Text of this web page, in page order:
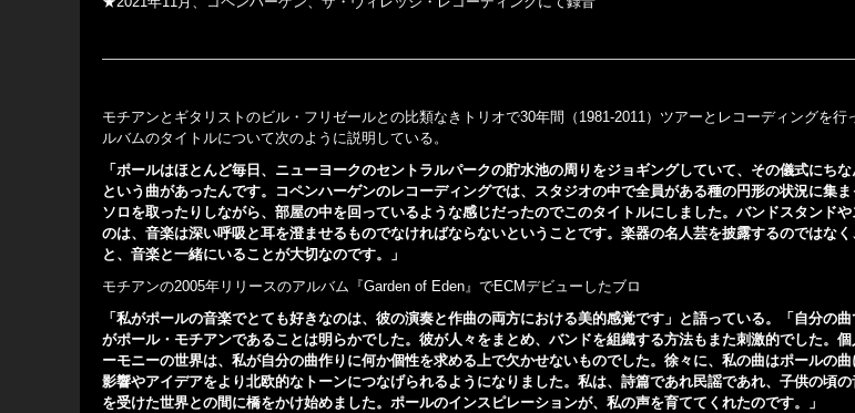
モチアンとギタリストのビル・フリゼールとの比類なきトリオで30年間（1981-2011）ツアーとレコーディングを行
ルバムのタイトルについて次のように説明している。
「ポールはほとんど毎日、ニューヨークのセントラルパークの貯水池の周りをジョギングしていて、その儀式にち
という曲があったんです。コペンハーゲンのレコーディングでは、スタジオの中で全員がある種の円形の状況に集
ソロを取ったりしながら、部屋の中を回っているような感じだったのでこのタイトルにしました。バンドスタンド
のは、音楽は深い呼吸と耳を澄ませるものでなければならないということです。楽器の名人芸を披露するのではな
と、音楽と一緒にいることが大切なのです。」
モチアンの2005年リリースのアルバム『Garden of Eden』でECMデビューしたブロ
「私がポールの音楽でとても好きなのは、彼の演奏と作曲の両方における美的感覚です」と語っている。「自分の
がポール・モチアンであることは明らかでした。彼が人々をまとめ、バンドを組織する方法もまた刺激的でした。
ーモニーの世界は、私が自分の曲作りに何か個性を求める上で欠かせないものでした。徐々に、私の曲はポールの
影響やアイデアをより北欧的なトーンにつなげられるようになりました。私は、詩篇であれ民謡であれ、子供の頃
を受けた世界との間に橋をかけ始めました。ポールのインスピレーションが、私の声を育ててくれたのです。」